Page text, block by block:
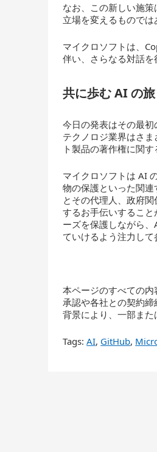
なお、この新しい施
立場を変えるものでは
マイクロソフトは、
伴い、さらなる対話を
共に歩むAIの旅
今日の発表はその最初
テクノロジ業界はさ
ト製品の著作権に関
マイクロソフトは AI
物の保護といった関
とその代理人、政府
するお手伝いするこ
ーズを保護しながら
ていけるよう注力して
本ページのすべての
承認や各社との契約
背景により、一部また
Tags:AI, GitHub,